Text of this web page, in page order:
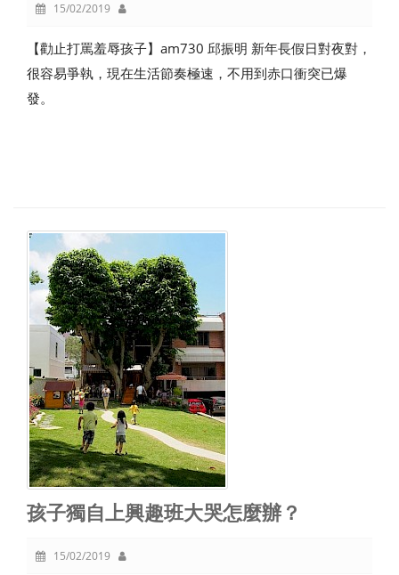
15/02/2019
【勸止打罵羞辱孩子】am730 邱振明 新年長假日對夜對，
很容易爭執，現在生活節奏極速，不用到赤口衝突已爆
發。
孩子獨自上興趣班大哭怎麼辦？
15/02/2019